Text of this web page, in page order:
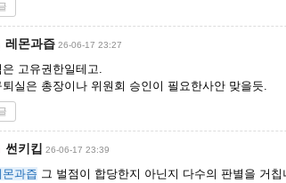
레몬과즙 26-06-17 23:27
은 고유권한일테고.
퇴실은 총장이나 위원회 승인이 필요한사안 맞을듯.
썬키킵 26-06-17 23:39
몬과즙 그 벌점이 합당한지 아닌지 다수의 판별을 거칩